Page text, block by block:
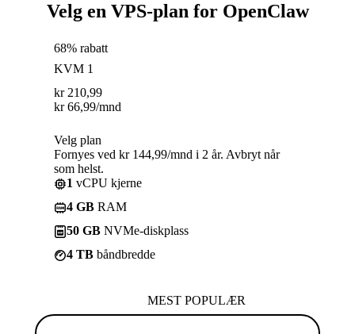
Velg en VPS-plan for OpenClaw
68% rabatt
KVM 1
kr 210,99
kr 66,99/mnd
Velg plan
Fornyes ved kr 144,99/mnd i 2 år. Avbryt når
som helst.
1 vCPU kjerne
4 GB RAM
50 GB NVMe-diskplass
4 TB båndbredde
MEST POPULÆR